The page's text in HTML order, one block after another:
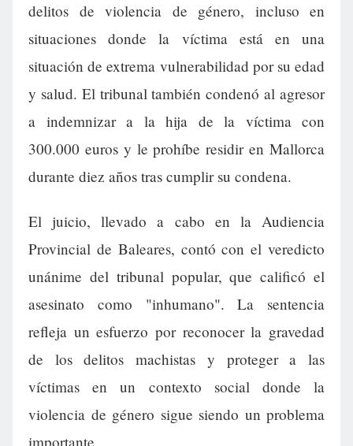
delitos de violencia de género, incluso en
situaciones donde la víctima está en una
situación de extrema vulnerabilidad por su edad
y salud. El tribunal también condenó al agresor
a indemnizar a la hija de la víctima con
300.000 euros y le prohíbe residir en Mallorca
durante diez años tras cumplir su condena.
El juicio, llevado a cabo en la Audiencia
Provincial de Baleares, contó con el veredicto
unánime del tribunal popular, que calificó el
asesinato como "inhumano". La sentencia
refleja un esfuerzo por reconocer la gravedad
de los delitos machistas y proteger a las
víctimas en un contexto social donde la
violencia de género sigue siendo un problema
importante.